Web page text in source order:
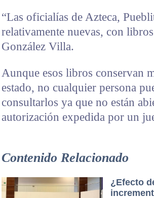
“Las oficialías de Azteca,
relativamente nuevas, con
González Villa.
Aunque esos libros conservan
estado, no cualquier persona
consultarlos ya que no están
autorización expedida por un
Contenido Relacionado
¿Efecto